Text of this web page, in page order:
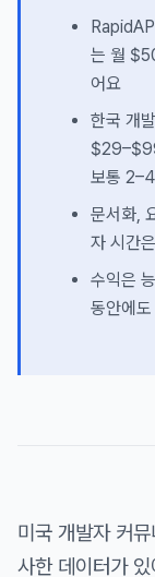
는 월
어요
한국 개
보통
문서화,
자 시간
수익은
동안에
미국 개발자 커
사한 데이터가